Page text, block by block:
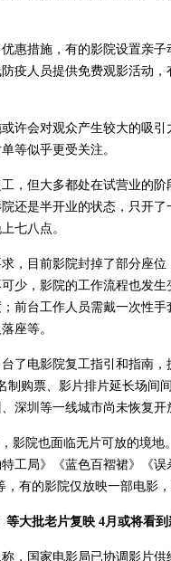
惠措施，有的影院设置亲
疫人员提供免费观影活动
许会对观众产生较大的吸
等似乎更受关注。
，但大多都处在试营业的
还是半开业的状态，只开
七八点。
，目前影院封掉了部分座
少，影院的工作流程也发
前台工作人员需戴一次性
座等。
了电影院复工指引和指南
制购票、影片排片延长场间
深圳等一线城市尚未恢复开
影院也面临无片可放的境
工局》《蓝色百褶裙》《
有的影院仅放映一部电影，
等大批老片复映 4月或将看
，国家电影局已协调影片